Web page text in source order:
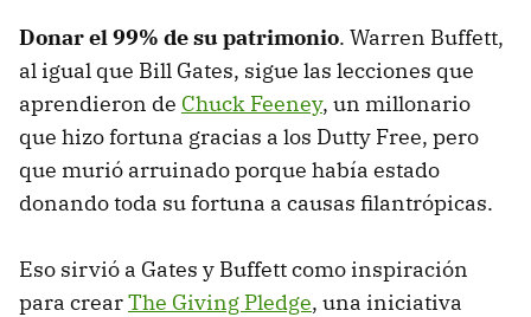
Donar el 99% de su patrimonio. Warren Buffett,
al igual que Bill Gates, sigue las lecciones que
aprendieron de Chuck Feeney, un millonario
que hizo fortuna gracias a los Dutty Free, pero
que murió arruinado porque había estado
donando toda su fortuna a causas filantrópicas.
Eso sirvió a Gates y Buffett como inspiración
para crearThe Giving Pledge, una iniciativa